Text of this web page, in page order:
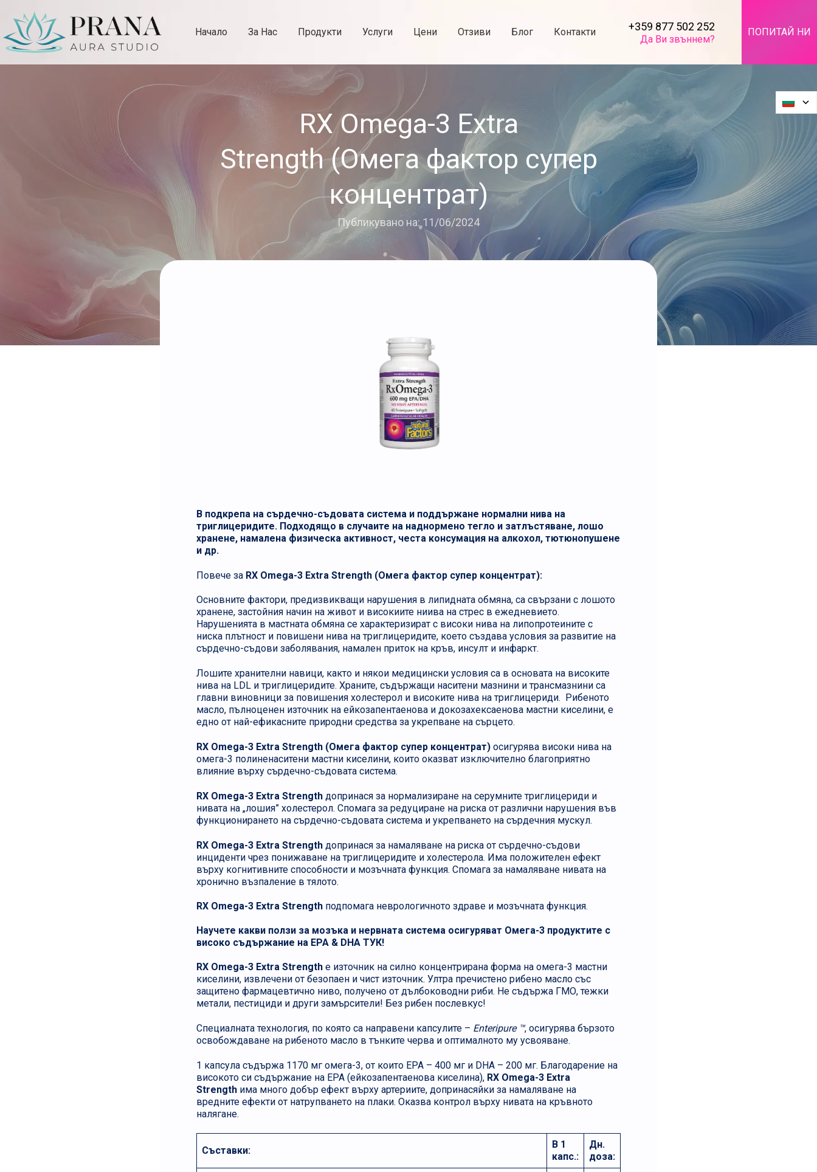
Начало За Нас Продукти Услуги Цени Отзиви Блог Контакти +359 877 502 252
Да Ви звъннем?
ПОПИТАЙ НИ
Aura Studio Prana
RX Omega-3 Extra
Strength (Омега фактор супер
концентрат)
Публикувано на: 11/06/2024
В подкрепа на сърдечно-съдовата система и поддържане нормални нива на
триглицеридите. Подходящо в случаите на наднормено тегло и затлъстяване, лошо
хранене, намалена физическа активност, честа консумация на алкохол, тютюнопушене
и др.
Повече за RX Omega-3 Extra Strength (Омега фактор супер концентрат):
Основните фактори, предизвикващи нарушения в липидната обмяна, са свързани с лошото
хранене, застойния начин на живот и високиите ниива на стрес в ежедневието.
Нарушенията в мастната обмяна се характеризират с високи нива на липопротеините с
ниска плътност и повишени нива на триглицеридите, което създава условия за развитие на
сърдечно-съдови заболявания, намален приток на кръв, инсулт и инфаркт.
Лошите хранителни навици, както и някои медицински условия са в основата на високите
нива на LDL и триглицеридите. Храните, съдържащи наситени мазнини и трансмазнини са
главни виновници за повишения холестерол и високите нива на триглицериди. Рибеното
масло, пълноценен източник на ейкозапентаенова и докозахексаенова мастни киселини, е
едно от най-ефикасните природни средства за укрепване на сърцето.
RX Omega-3 Extra Strength (Омега фактор супер концентрат) осигурява високи нива на
омега-3 полиненаситени мастни киселини, които оказват изключително благоприятно
влияние върху сърдечно-съдовата система.
RX Omega-3 Extra Strength допринася за нормализиране на серумните триглицериди и
нивата на „лошия” холестерол. Спомага за редуциране на риска от различни нарушения във
функционирането на сърдечно-съдовата система и укрепването на сърдечния мускул.
RX Omega-3 Extra Strength допринася за намаляване на риска от сърдечно-съдови
инциденти чрез понижаване на триглицеридите и холестерола. Има положителен ефект
върху когнитивните способности и мозъчната функция. Спомага за намаляване нивата на
хронично възпаление в тялото.
RX Omega-3 Extra Strength подпомага неврологичното здраве и мозъчната функция.
Научете какви ползи за мозъка и нервната система осигуряват Омега-3 продуктите с
високо съдържание на EPA & DHA ТУК!
RX Omega-3 Extra Strength е източник на силно концентрирана форма на омега-3 мастни
киселини, извлечени от безопаен и чист източник. Ултра пречистено рибено масло със
защитено фармацевтично ниво, получено от дълбоководни риби. Не съдържа ГМО, тежки
метали, пестициди и други замърсители! Без рибен послевкус!
Специалната технология, по която са направени капсулите – Enteripure ™, осигурява бързото
освобождаване на рибеното масло в тънките черва и оптималното му усвояване.
1 капсула съдържа 1170 мг омега-3, от които ЕРА – 400 мг и DHA – 200 мг. Благодарение на
високото си съдържание на ЕРА (ейкозапентаенова киселина), RX Omega-3 Extra
Strength има много добър ефект върху артериите, допринасяйки за намаляване на
вредните ефекти от натрупването на плаки. Оказва контрол върху нивата на кръвното
налягане.
Съставки:
В 1
капс.:
Дн.
доза: